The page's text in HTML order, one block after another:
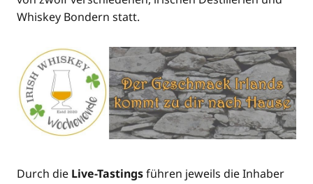
Whis­key Bond­ern statt.
Durch die Live-Tastingsfüh­ren jeweils die Inha­ber